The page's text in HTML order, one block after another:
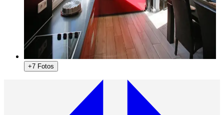
+7 Fotos